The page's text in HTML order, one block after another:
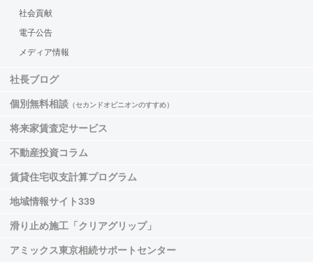
社会貢献
電子公告
メディア情報
社長ブログ
個別無料相談 （セカンドオピニオンのすすめ）
将来家賃査定サービス
不動産投資コラム
賃貸住宅収支計算プログラム
地域情報サイト339
滑り止め施工「クリアグリップ」
アミックス東京相続サポートセンター